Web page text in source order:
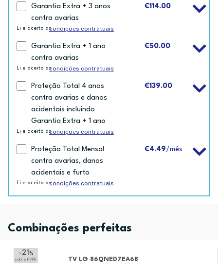
Garantia Extra + 3 anos
contra avarias
€114.00
Li e aceito ascondições contratuais
Garantia Extra + 1 ano
contra avarias
€50.00
Li e aceito ascondições contratuais
Proteção Total 4 anos
contra avarias e danos
acidentais incluindo
Garantia Extra + 1 ano
€139.00
Li e aceito ascondições contratuais
Proteção Total Mensal
contra avarias, danos
acidentais e furto
€4.49/mês
Li e aceito ascondições contratuais
Combinações perfeitas
-21 %
sobre PVPR TV LG 86QNED7EA6B